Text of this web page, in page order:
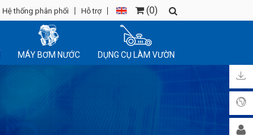
Hệ thống phân phối Hỗ trợ (0)
MÁY BƠM NƯỚC DỤNG CỤ LÀM VƯỜN